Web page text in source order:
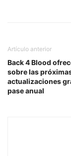
Artículo anterior
Back 4 Blood
sobre las
actualizaciones
pase anual